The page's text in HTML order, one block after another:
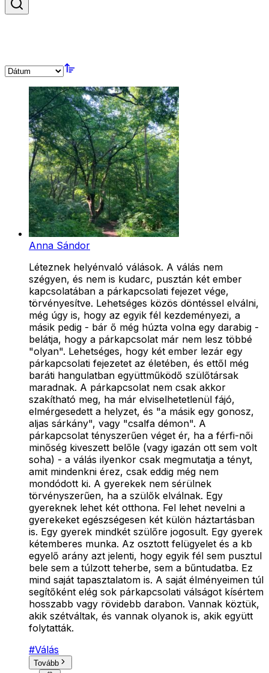
Anna Sándor
Léteznek helyénvaló válások. A válás nem
szégyen, és nem is kudarc, pusztán két ember
kapcsolatában a párkapcsolati fejezet vége,
törvényesítve. Lehetséges közös döntéssel elválni,
még úgy is, hogy az egyik fél kezdeményezi, a
másik pedig - bár ő még húzta volna egy darabig -
belátja, hogy a párkapcsolat már nem lesz többé
"olyan". Lehetséges, hogy két ember lezár egy
párkapcsolati fejezetet az életében, és ettől még
baráti hangulatban együttműködő szülőtársak
maradnak. A párkapcsolat nem csak akkor
szakítható meg, ha már elviselhetetlenül fájó,
elmérgesedett a helyzet, és "a másik egy gonosz,
aljas sárkány", vagy "csalfa démon". A
párkapcsolat tényszerűen véget ér, ha a férfi-női
minőség kiveszett belőle (vagy igazán ott sem volt
soha) - a válás ilyenkor csak megmutatja a tényt,
amit mindenkni érez, csak eddig még nem
mondódott ki. A gyerekek nem sérülnek
törvényszerűen, ha a szülők elválnak. Egy
gyereknek lehet két otthona. Fel lehet nevelni a
gyerekeket egészségesen két külön háztartásban
is. Egy gyerek mindkét szülőre jogosult. Egy gyerek
kétemberes munka. Az osztott felügyelet és a kb
egyelő arány azt jelenti, hogy egyik fél sem pusztul
bele sem a túlzott teherbe, sem a bűntudatba. Ez
mind saját tapasztalatom is. A saját élményeimen túl
segítőként elég sok párkapcsolati válságot kísértem
hosszabb vagy rövidebb darabon. Vannak köztük,
akik szétváltak, és vannak olyanok is, akik együtt
folytatták.
#Válás
Tovább